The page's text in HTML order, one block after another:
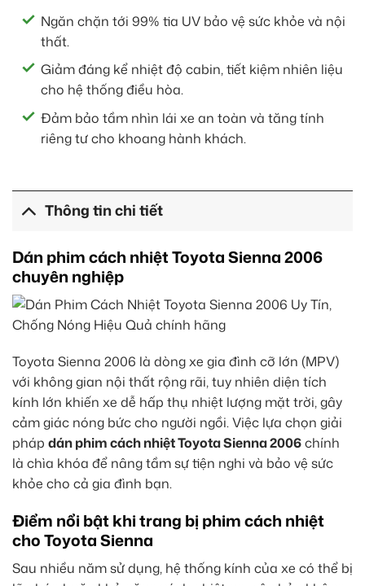
Ngăn chặn tới 99% tia UV bảo vệ sức khỏe và nội
thất.
Giảm đáng kể nhiệt độ cabin, tiết kiệm nhiên liệu
cho hệ thống điều hòa.
Đảm bảo tầm nhìn lái xe an toàn và tăng tính
riêng tư cho khoang hành khách.
Thông tin chi tiết
Dán phim cách nhiệt Toyota Sienna 2006
chuyên nghiệp
Toyota Sienna 2006 là dòng xe gia đình cỡ lớn (MPV)
với không gian nội thất rộng rãi, tuy nhiên diện tích
kính lớn khiến xe dễ hấp thụ nhiệt lượng mặt trời, gây
cảm giác nóng bức cho người ngồi. Việc lựa chọn giải
pháp dán phim cách nhiệt Toyota Sienna 2006chính
là chìa khóa để nâng tầm sự tiện nghi và bảo vệ sức
khỏe cho cả gia đình bạn.
Điểm nổi bật khi trang bị phim cách nhiệt
cho Toyota Sienna
Sau nhiều năm sử dụng, hệ thống kính của xe có thể bị